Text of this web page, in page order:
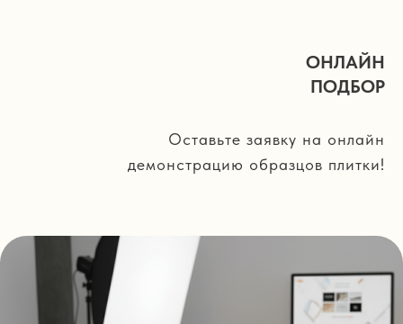
ОНЛАЙН
ПОДБОР
Оставьте заявку на онлайн
демонстрацию образцов плитки!